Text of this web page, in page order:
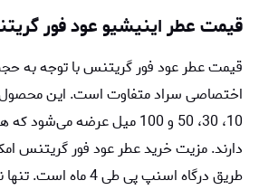
قیمت عطر اینیشیو عود فور
قیمت عطر عود فور گریتنس با توجه به
اختصاصی سراد متفاوت است. این
10، 30، 50 و 100 میل عرضه
دارند. مزیت خرید عطر عود فور گریتنس
طریق درگاه اسنپ پی طی 4